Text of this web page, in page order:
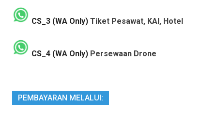
CS_3 (WA Only) Tiket Pesawat, KAI, Hotel
CS_4 (WA Only) Persewaan Drone
PEMBAYARAN MELALUI: